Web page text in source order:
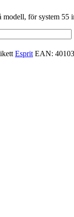
för system 55
Esprit EAN: